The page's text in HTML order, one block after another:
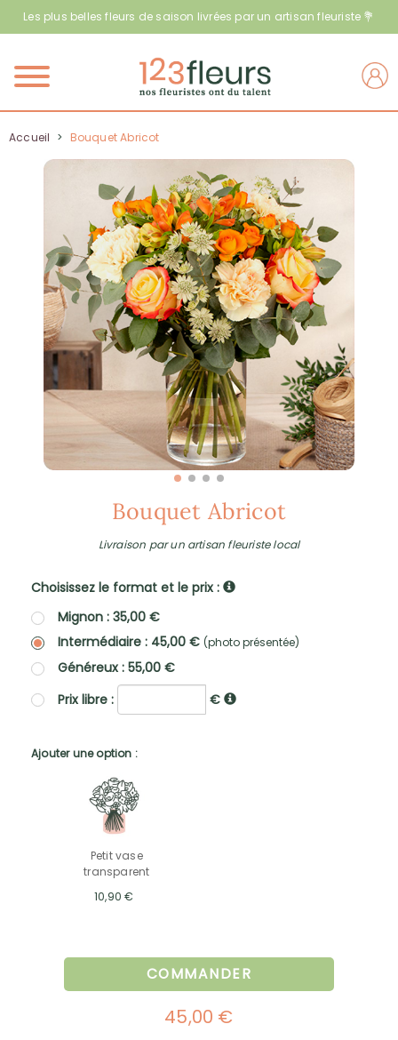
Les plus belles fleurs de saison livrées par un artisan fleuriste 💐
Menu
Accueil > Bouquet Abricot
Bouquet Abricot
Livraison par un artisan fleuriste local
Choisissez le format et le prix :
Mignon : 35,00 €
Intermédiaire : 45,00 € (photo présentée)
Généreux : 55,00 €
Prix libre :
€
Ajouter une option :
Petit vase
transparent
10,90 €
COMMANDER
45,00 €